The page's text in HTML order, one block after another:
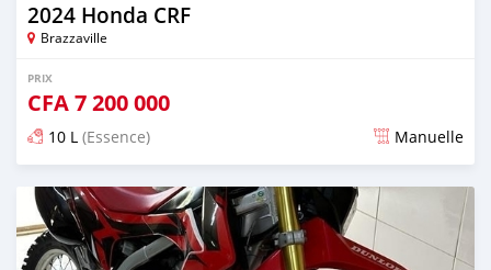
2024 Honda CRF
Brazzaville
PRIX
CFA7 200 000
10 L (Essence) Manuelle
Publié il y a presque 2 ans